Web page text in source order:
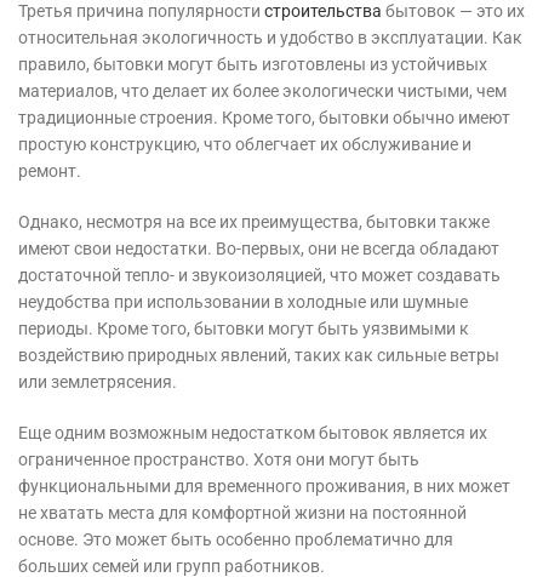
Третья причина популярности строительства бытовок — это их
относительная экологичность и удобство в эксплуатации. Как
правило, бытовки могут быть изготовлены из устойчивых
материалов, что делает их более экологически чистыми, чем
традиционные строения. Кроме того, бытовки обычно имеют
простую конструкцию, что облегчает их обслуживание и
ремонт.
Однако, несмотря на все их преимущества, бытовки также
имеют свои недостатки. Во-первых, они не всегда обладают
достаточной тепло- и звукоизоляцией, что может создавать
неудобства при использовании в холодные или шумные
периоды. Кроме того, бытовки могут быть уязвимыми к
воздействию природных явлений, таких как сильные ветры
или землетрясения.
Еще одним возможным недостатком бытовок является их
ограниченное пространство. Хотя они могут быть
функциональными для временного проживания, в них может
не хватать места для комфортной жизни на постоянной
основе. Это может быть особенно проблематично для
больших семей или групп работников.